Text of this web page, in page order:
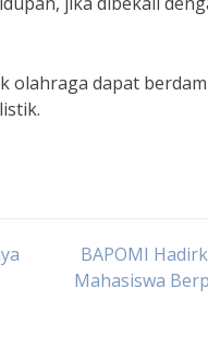
dapat
BAPOMI
Mahasiswa